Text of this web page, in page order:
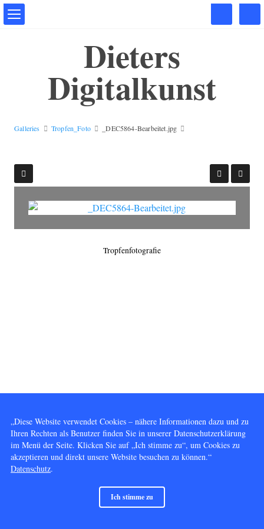
Dieters
Digitalkunst
Galleries Tropfen_Foto _DEC5864-Bearbeitet.jpg
Tropfenfotografie
„Diese Website verwendet Cookies – nähere Informationen dazu und zu
Ihren Rechten als Benutzer finden Sie in unserer Datenschutzerklärung
im Menü der Seite. Klicken Sie auf „Ich stimme zu“, um Cookies zu
akzeptieren und direkt unsere Website besuchen zu können.“
Datenschutz.
Ich stimme zu